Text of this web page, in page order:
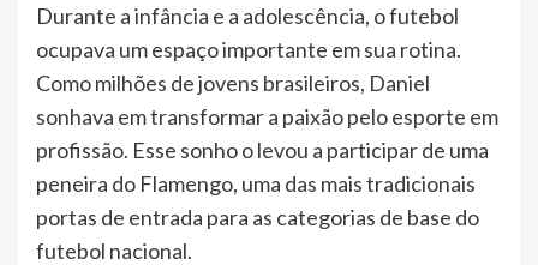
Durante a infância e a adolescência, o futebol
ocupava um espaço importante em sua rotina.
Como milhões de jovens brasileiros, Daniel
sonhava em transformar a paixão pelo esporte em
profissão. Esse sonho o levou a participar de uma
peneira do Flamengo, uma das mais tradicionais
portas de entrada para as categorias de base do
futebol nacional.